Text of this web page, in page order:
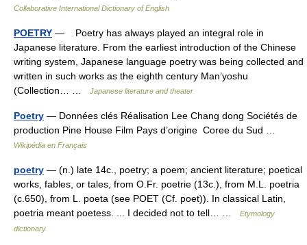
Collaborative International Dictionary of English
POETRY — Poetry has always played an integral role in
Japanese literature. From the earliest introduction of the Chinese
writing system, Japanese language poetry was being collected and
written in such works as the eighth century Man’yoshu
(Collection… …
Japanese literature and theater
Poetry — Données clés Réalisation Lee Chang dong Sociétés de
production Pine House Film Pays d’origine Coree du Sud …
Wikipédia en Français
poetry — (n.) late 14c., poetry; a poem; ancient literature; poetical
works, fables, or tales, from O.Fr. poetrie (13c.), from M.L. poetria
(c.650), from L. poeta (see POET (Cf. poet)). In classical Latin,
poetria meant poetess. ... I decided not to tell… …
Etymology
dictionary